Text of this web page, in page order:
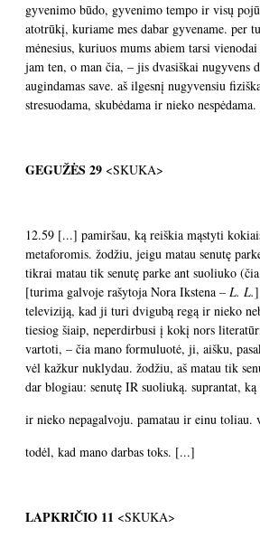
gyvenimo būdo, gyvenimo tempo ir visų
atotrūkį, kuriame mes dabar gyvename. per
mėnesius, kuriuos mums abiem tarsi
jam ten, o man čia, – jis dvasiškai nugyvens
augindamas save. aš ilgesnį nugyvensiu
stresuodama, skubėdama ir nieko
GEGUŽĖS 29 <SKUKA>
12.59 [...] pamiršau, ką reiškia mąstyti
metaforomis. žodžiu, jeigu matau senutę
tikrai matau tik senutę parke ant suoliuko
[turima galvoje rašytoja Nora Ikstena – L. L.
televiziją, kad ji turi dvigubą regą ir nieko
tiesiog šiaip, neperdirbusi į kokį nors
vartoti, – čia mano formuluotė, ji, aišku,
vėl kažkur nuklydau. žodžiu, aš matau tik
dar blogiau: senutę IR suoliuką. suprantat,
ir nieko nepagalvoju. pamatau ir einu toliau.
todėl, kad mano darbas toks. [...]
LAPKRIČIO 11 <SKUKA>